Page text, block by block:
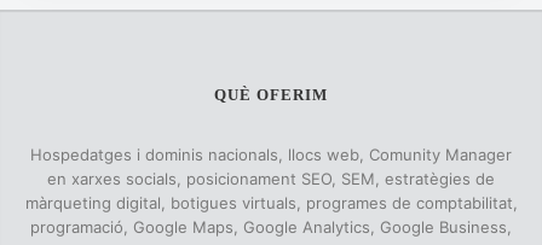
QUÈ OFERIM
Hospedatges i dominis nacionals, llocs web, Comunity Manager
en xarxes socials, posicionament SEO, SEM, estratègies de
màrqueting digital, botigues virtuals, programes de comptabilitat,
programació, Google Maps, Google Analytics, Google Business,